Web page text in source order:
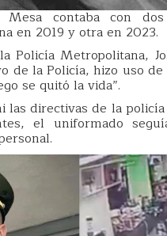
Mesa contaba con
en 2019 y otra en 2023.
Policía Metropolitana,
de la Policía, hizo uso
se quitó la vida”.
las directivas de la
el uniformado